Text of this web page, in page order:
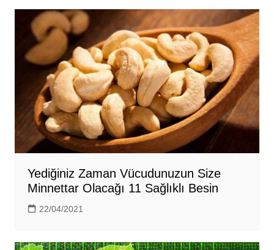
Yediğiniz Zaman Vücudunuzun Size
Minnettar Olacağı 11 Sağlıklı Besin
22/04/2021